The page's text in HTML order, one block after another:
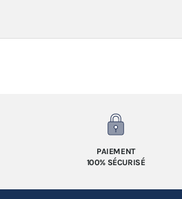
PAIEMENT
100% SÉCURISÉ